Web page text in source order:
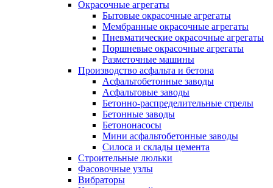
Окрасочные агрегаты
Бытовые окрасочные агрегаты
Мембранные окрасочные агрегаты
Пневматические окрасочные агрегаты
Поршневые окрасочные агрегаты
Разметочные машины
Производство асфальта и бетона
Асфальтобетонные заводы
Асфальтовые заводы
Бетонно-распределительные стрелы
Бетонные заводы
Бетононасосы
Мини асфальтобетонные заводы
Силоса и склады цемента
Строительные люльки
Фасовочные узлы
Вибраторы